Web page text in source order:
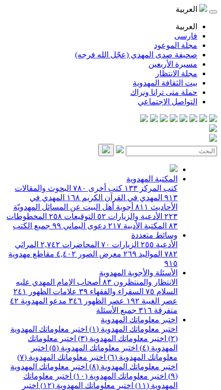
العربية
العربية
فارسی
مجلة الموعود
صحيفة صدى المهدي (عجّل الله فرجه)
مسيرة الأربعين
مجلة الانتظار
بيت الثقافة المهدوية
حملة متى ترانا ونراك
التواصل الاجتماعي
المكتبة المهدوية
كتب المركز ١٣٣ كتب أخرى ٧٨٠ البحوث والمقالات
٩١٣ المهدي في القرآن الكريم ١٦٨
المهدي في
الأحاديث ٨١١ أجوبة أهل البيت عن المسائل المهدويّة
٢٢٣ الأدعية والزيارات ٥٢ التوقيعات ٢٥٨ المخطوطات
٨٣ المكتبة الأدبية ٢١٧ دعوى اليماني ٩٩ جميع الكتب
وسائط متعددة
الأدعية ٢٥٥ الزيارات ٧٠ المحاضرات ٢,٧٤٢ المراثي
٧٨٢ المواليد ٢٦٩ معرض الصور ٤,٤٠٢ مقاطع مهدوية
٩١٥
الأسئلة والأجوبة المهدوية
الانتظار والمنتظرون ٨٣ أصحاب الإمام المهدي عليه
السلام ٧٥ السفراء والفقهاء ٣٩ علامات الظهور
٢٤١
عصر الغيبة ١٩٢ عصر الظهور ٣٤٦ مدعو المهدوية ٤٢
متفرقة ٣١٦ جميع الأسئلة
اختبر معلوماتك المهدوية
اختبر معلوماتك المهدوية (١)
اختبر معلوماتك المهدوية
(٢)
اختبر معلوماتك المهدوية (٣)
اختبر معلوماتك
المهدوية (٤)
اختبر معلوماتك المهدوية (٥)
اختبر
معلوماتك المهدوية (٦)
اختبر معلوماتك المهدوية (٧)
اختبر معلوماتك المهدوية (٨)
اختبر معلوماتك المهدوية
(٩)
اختبر معلوماتك المهدوية (١٠)
اختبر معلوماتك
المهدوية (١١)
اختبر معلوماتك المهدوية (١٢)
اختبر